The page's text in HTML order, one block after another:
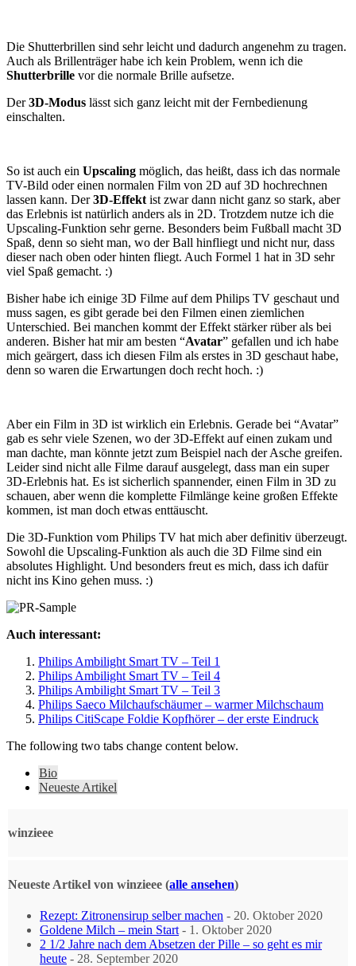
Die Shutterbrillen sind sehr leicht und dadurch angenehm zu tragen.
Auch als Brillenträger habe ich kein Problem, wenn ich die
Shutterbrille vor die normale Brille aufsetze.
Der3D-Modus lässt sich ganz leicht mit der Fernbedienung
einschalten.
So ist auch ein Upscaling möglich, das heißt, dass ich das normale
TV-Bild oder einen normalen Film von 2D auf 3D hochrechnen
lassen kann. Der3D-Effekt ist zwar dann nicht ganz so stark, aber
das Erlebnis ist natürlich anders als in 2D. Trotzdem nutze ich die
Upscaling-Funktion sehr gerne. Besonders beim Fußball macht 3D
Spaß, denn so sieht man, wo der Ball hinfliegt und nicht nur, dass
dieser nach oben oder hinten fliegt. Auch Formel 1 hat in 3D sehr
viel Spaß gemacht. :)
Bisher habe ich einige 3D Filme auf dem Philips TV geschaut und
muss sagen, es gibt gerade bei den Filmen einen ziemlichen
Unterschied. Bei manchen kommt der Effekt stärker rüber als bei
anderen. Bisher hat mir am besten “Avatar” gefallen und ich habe
mich geärgert, dass ich diesen Film als erstes in 3D geschaut habe,
denn so waren die Erwartungen doch recht hoch. :)
Aber ein Film in 3D ist wirklich ein Erlebnis. Gerade bei “Avatar”
gab es sehr viele Szenen, wo der 3D-Effekt auf einen zukam und
man dachte, man könnte jetzt zum Beispiel nach der Asche greifen.
Leider sind nicht alle Filme darauf ausgelegt, dass man ein super
3D-Erlebnis hat. Es ist sicherlich spannender, einen Film in 3D zu
schauen, aber wenn die komplette Filmlänge keine großen Effekte
kommen, ist man doch etwas enttäuscht.
Die 3D-Funktion vom Philips TV hat mich aber definitiv überzeugt.
Sowohl die Upscaling-Funktion als auch die 3D Filme sind ein
absolutes Highlight. Und besonders freut es mich, dass ich dafür
nicht ins Kino gehen muss. :)
Auch interessant:
Philips Ambilight Smart TV – Teil 1
Philips Ambilight Smart TV – Teil 4
Philips Ambilight Smart TV – Teil 3
Philips Saeco Milchaufschäumer – warmer Milchschaum
Philips CitiScape Foldie Kopfhörer – der erste Eindruck
The following two tabs change content below.
Bio
Neueste Artikel
winzieee
Neueste Artikel von winzieee (alle ansehen)
Rezept: Zitronensirup selber machen - 20. Oktober 2020
Goldene Milch – mein Start - 1. Oktober 2020
2 1/2 Jahre nach dem Absetzen der Pille – so geht es mir
heute - 28. September 2020